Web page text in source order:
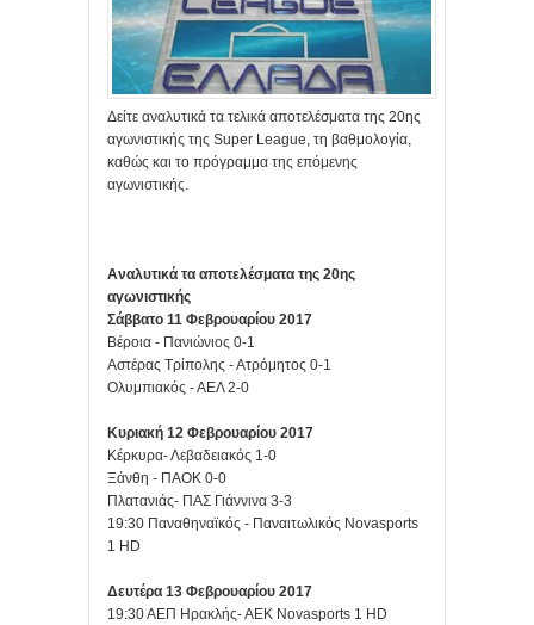
Δείτε αναλυτικά τα τελικά αποτελέσματα της 20ης
αγωνιστικής της Super League, τη βαθμολογία,
καθώς και το πρόγραμμα της επόμενης
αγωνιστικής.
Αναλυτικά τα αποτελέσματα της 20ης
αγωνιστικής
Σάββατο 11 Φεβρουαρίου 2017
Βέροια - Πανιώνιος 0-1
Αστέρας Τρίπολης - Ατρόμητος 0-1
Ολυμπιακός - ΑΕΛ 2-0
Κυριακή 12 Φεβρουαρίου 2017
Κέρκυρα- Λεβαδειακός 1-0
Ξάνθη - ΠΑΟΚ 0-0
Πλατανιάς- ΠΑΣ Γιάννινα 3-3
19:30 Παναθηναϊκός - Παναιτωλικός Novasports
1 HD
Δευτέρα 13 Φεβρουαρίου 2017
19:30 ΑΕΠ Ηρακλής- ΑΕΚ Novasports 1 HD